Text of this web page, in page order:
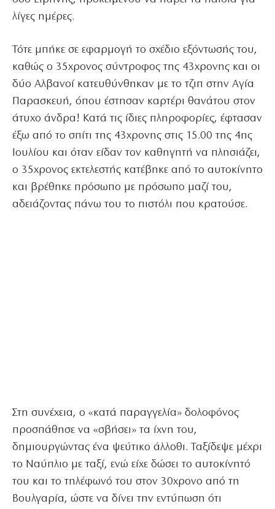
λίγες ημέρες.
Τότε μπήκε σε εφαρμογή το σχέδιο εξόντωσής του,
καθώς ο 35χρονος σύντροφος της 43χρονης και οι
δύο Αλβανοί κατευθύνθηκαν με το τζιπ στην Αγία
Παρασκευή, όπου έστησαν καρτέρι θανάτου στον
άτυχο άνδρα! Κατά τις ίδιες πληροφορίες, έφτασαν
έξω από το σπίτι της 43χρονης στις 15.00 της 4ης
Ιουλίου και όταν είδαν τον καθηγητή να πλησιάζει,
ο 35χρονος εκτελεστής κατέβηκε από το αυτοκίνητο
και βρέθηκε πρόσωπο με πρόσωπο μαζί του,
αδειάζοντας πάνω του το πιστόλι που κρατούσε.
Στη συνέχεια, ο «κατά παραγγελία» δολοφόνος
προσπάθησε να «σβήσει» τα ίχνη του,
δημιουργώντας ένα ψεύτικο άλλοθι. Ταξίδεψε μέχρι
το Ναύπλιο με ταξί, ενώ είχε δώσει το αυτοκίνητό
του και το τηλέφωνό του στον 30χρονο από τη
Βουλγαρία, ώστε να δίνει την εντύπωση ότι